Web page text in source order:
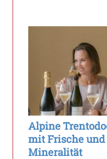
Alpine
mit Frische
Mineralität